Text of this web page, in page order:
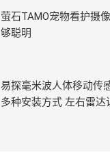
萤石TAMO宠物看护摄
够聪明
易探毫米波人体移动传感
多种安装方式 左右雷达